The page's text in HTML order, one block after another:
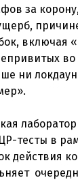
за
включая
во
ни
тесты в
действия